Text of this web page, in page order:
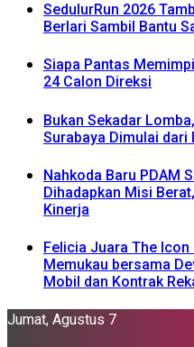
SedulurRun 2026
Berlari Sambil Bantu
Siapa Pantas
24 Calon Direksi
Bukan Sekadar
Surabaya Dimulai dari
Nahkoda Baru PDAM
Dihadapkan Misi
Kinerja
Felicia Juara The
Memukau bersama
Mobil dan Kontrak
Jumat, Agustus 7